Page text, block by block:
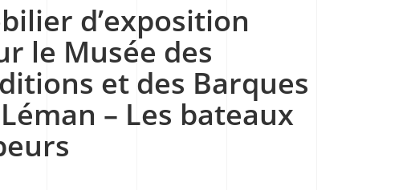
d’exposition
le Musée des
et des Barques
– Les bateaux